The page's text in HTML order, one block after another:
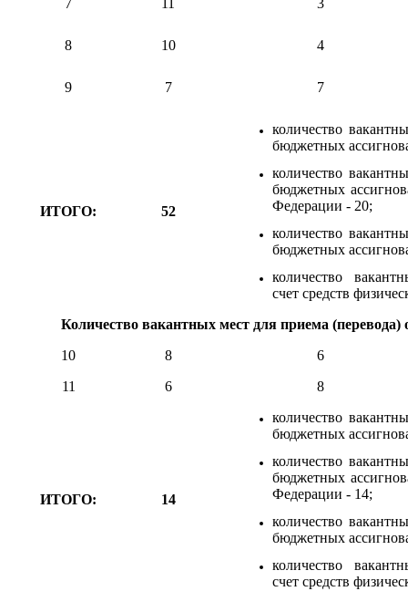
7 11 3
8 10 4
9 7 7
ИТОГО: 52
количество
бюджетных
количество
бюджетных
Федерации - 20;
количество
бюджетных
количество
счет средств
Количество вакантных мест для приема
10
8
6
11
6 8
ИТОГО: 14
количество
бюджетных
количество
бюджетных
Федерации - 14;
количество
бюджетных
количество
счет средств